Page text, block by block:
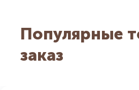
Популярные
заказ